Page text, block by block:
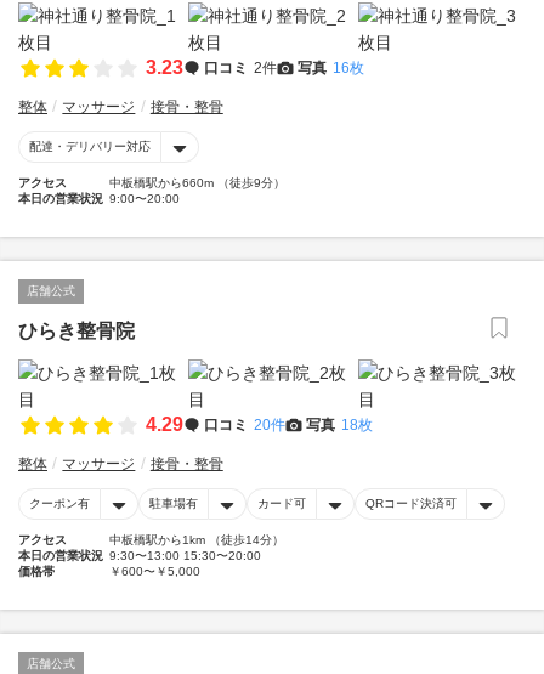
3.23 口コミ 2件 写真 16枚
整体 マッサージ 接骨・整骨
配達・デリバリー対応
アクセス
中板橋駅から660m （徒歩9分）
本日の営業状況 9:00〜20:00
店舗公式
ひらき整骨院
4.29 口コミ 20件 写真 18枚
整体 マッサージ 接骨・整骨
クーポン有 駐車場有 カード可 QRコード決済可
アクセス
中板橋駅から1km （徒歩14分）
本日の営業状況 9:30〜13:00 15:30〜20:00
価格帯
￥600〜￥5,000
店舗公式